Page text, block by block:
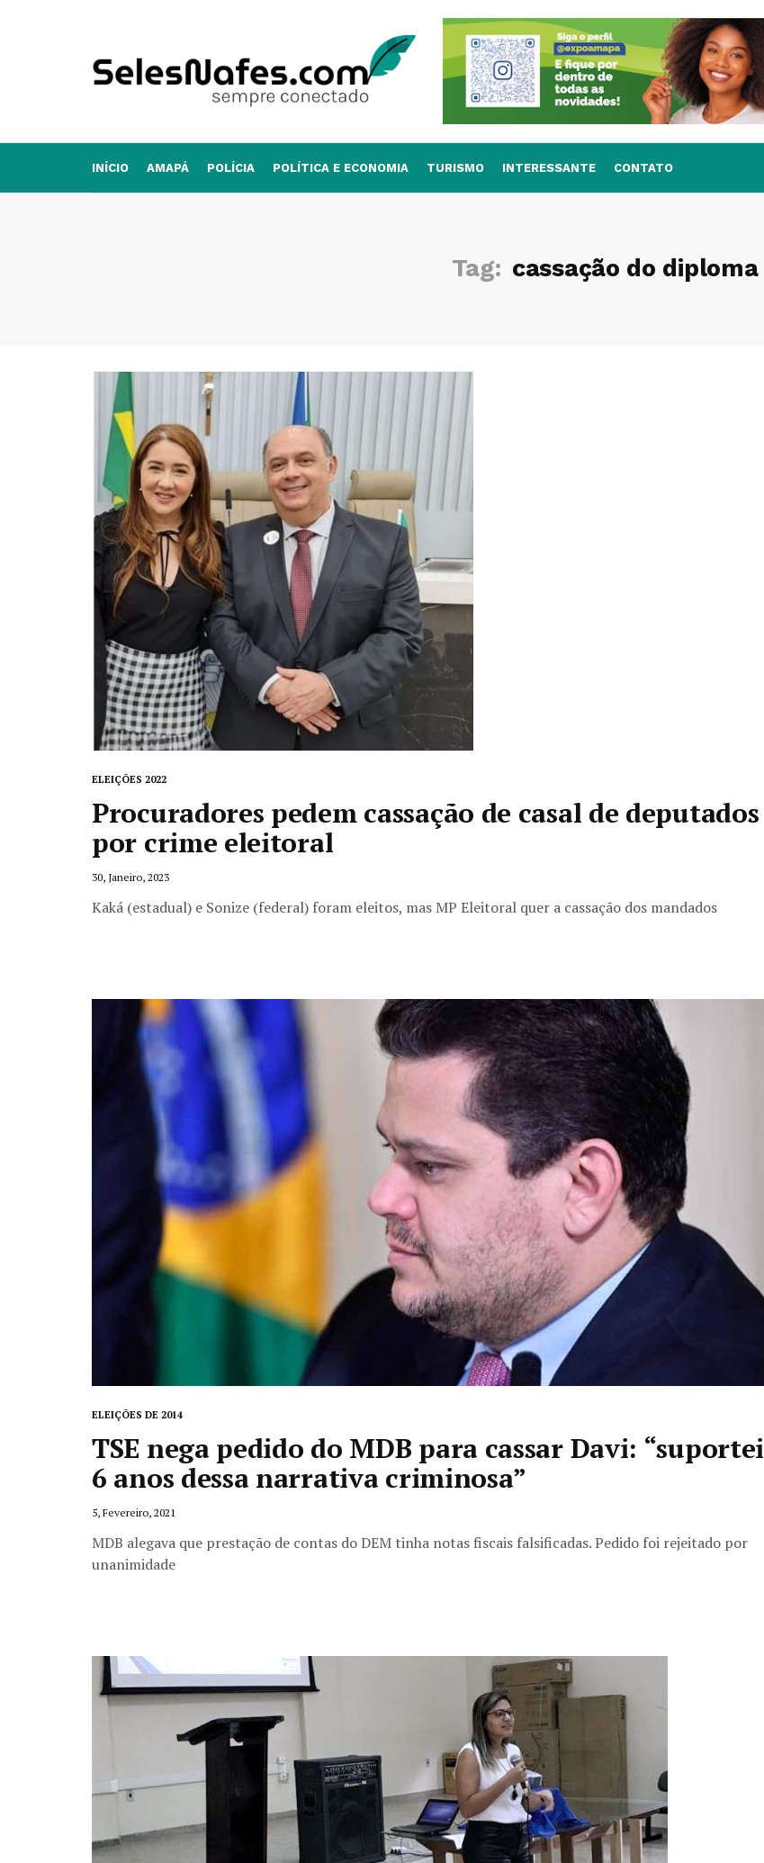
INÍCIO AMAPÁ POLÍCIA POLÍTICA E ECONOMIA TURISMO INTERESSANTE CONTATO
Tag: cassação do diploma
ELEIÇÕES 2022
Procuradores pedem cassação de casal de deputados
por crime eleitoral
30, Janeiro, 2023
Kaká (estadual) e Sonize (federal) foram eleitos, mas MP Eleitoral quer a cassação dos mandados
ELEIÇÕES DE 2014
TSE nega pedido do MDB para cassar Davi: “suportei
6 anos dessa narrativa criminosa”
5, Fevereiro, 2021
MDB alegava que prestação de contas do DEM tinha notas fiscais falsificadas. Pedido foi rejeitado por
unanimidade